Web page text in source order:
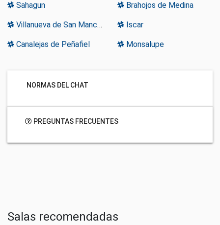
Sahagun Brahojos de Medina
Villanueva de San Mancio Iscar
Canalejas de Peñafiel Monsalupe
NORMAS DEL CHAT
PREGUNTAS FRECUENTES
Salas recomendadas